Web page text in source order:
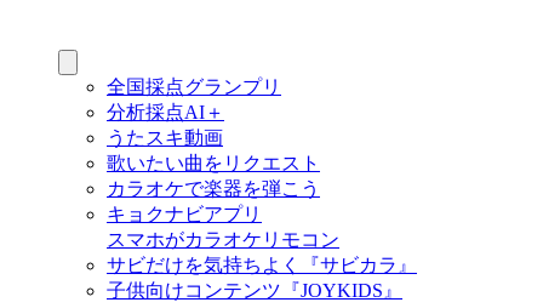
全国採点グランプリ
分析採点AI＋
うたスキ動画
歌いたい曲をリクエスト
カラオケで楽器を弾こう
キョクナビアプリ
スマホがカラオケリモコン
サビだけを気持ちよく『サビカラ』
子供向けコンテンツ『JOYKIDS』